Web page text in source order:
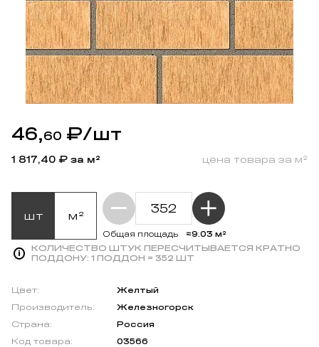
46,60 ₽/шт
1 817,40 ₽ за м² цена товара за м²
шт м²
Общая площадь
≈9.03 м²
КОЛИЧЕСТВО ШТУК ПЕРЕСЧИТЫВАЕТСЯ КРАТНО
ПОДДОНУ: 1 ПОДДОН = 352 ШТ
Цвет:
Желтый
Производитель:
Железногорск
Страна:
Россия
Код товара:
03566